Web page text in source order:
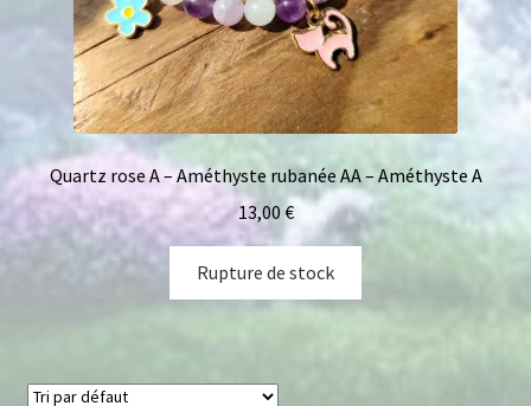
Quartz rose A – Améthyste rubanée AA – Améthyste A
13,00 €
Rupture de stock